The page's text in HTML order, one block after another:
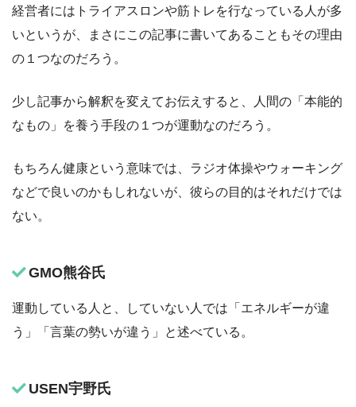
経営者にはトライアスロンや筋トレを行なっている人が多
いというが、まさにこの記事に書いてあることもその理由
の１つなのだろう。
少し記事から解釈を変えてお伝えすると、人間の「本能的
なもの」を養う手段の１つが運動なのだろう。
もちろん健康という意味では、ラジオ体操やウォーキング
などで良いのかもしれないが、彼らの目的はそれだけでは
ない。
GMO熊谷氏
運動している人と、していない人では「エネルギーが違
う」「言葉の勢いが違う」と述べている。
USEN宇野氏